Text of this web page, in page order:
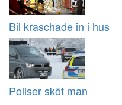
Bil kraschade in i hus
Poliser sköt man